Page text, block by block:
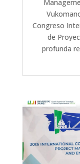
Congreso
de
profunda